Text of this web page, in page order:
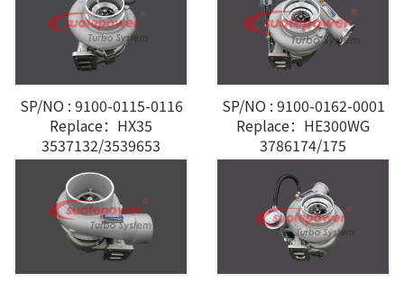
SP/NO : 9100-0115-0116
Replace：HX35
3537132/3539653
3802770 CUMMINS 6BT
SP/NO : 9100-0162-0001
Replace：HE300WG
3786174/175
3795343/342 CUMMINS
QSB KOMASTU WA380